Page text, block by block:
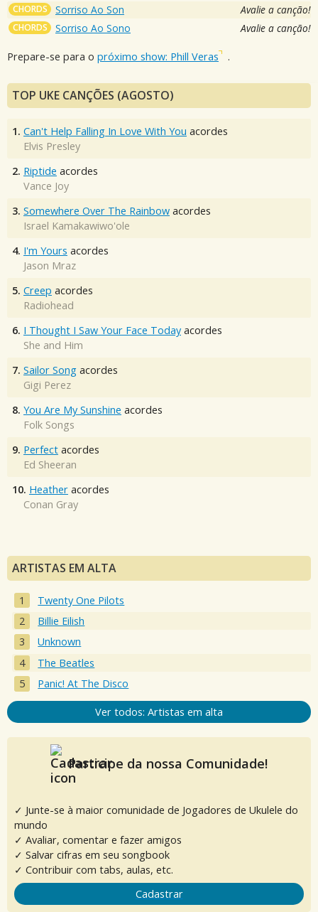
CHORDS Sorriso Ao Son Avalie a canção!
CHORDS Sorriso Ao Sono Avalie a canção!
Prepare-se para o próximo show: Phill Veras .
TOP UKE CANÇÕES (AGOSTO)
1. Can't Help Falling In Love With You acordes
Elvis Presley
2. Riptide acordes
Vance Joy
3. Somewhere Over The Rainbow acordes
Israel Kamakawiwo'ole
4. I'm Yours acordes
Jason Mraz
5. Creep acordes
Radiohead
6. I Thought I Saw Your Face Today acordes
She and Him
7. Sailor Song acordes
Gigi Perez
8. You Are My Sunshine acordes
Folk Songs
9. Perfect acordes
Ed Sheeran
10. Heather acordes
Conan Gray
ARTISTAS EM ALTA
Twenty One Pilots
Billie Eilish
Unknown
The Beatles
Panic! At The Disco
Ver todos: Artistas em alta
Participe da nossa Comunidade!
✓ Junte-se à maior comunidade de Jogadores de Ukulele do
mundo
✓ Avaliar, comentar e fazer amigos
✓ Salvar cifras em seu songbook
✓ Contribuir com tabs, aulas, etc.
Cadastrar